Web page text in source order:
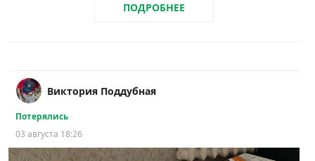
ПОДРОБНЕЕ
Виктория Поддубная
Потерялись
03 августа 18:26